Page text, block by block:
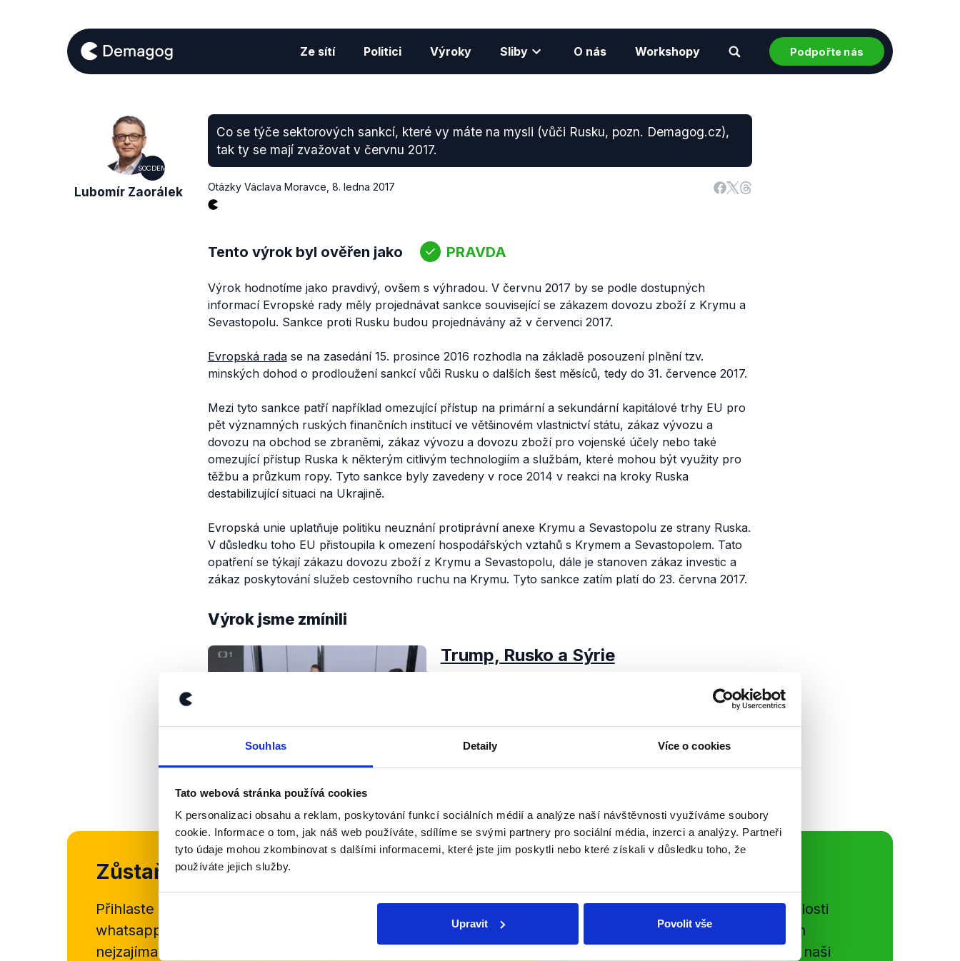
Souhlas Detaily Více o cookies
Tato webová stránka používá cookies
K personalizaci obsahu a reklam, poskytování funkcí sociálních médií a analýze naší návštěvnosti využíváme soubory
cookie. Informace o tom, jak náš web používáte, sdílíme se svými partnery pro sociální média, inzerci a analýzy. Partneři
tyto údaje mohou zkombinovat s dalšími informacemi, které jste jim poskytli nebo které získali v důsledku toho, že
používáte jejich služby.
Upravit Povolit vše
Ze sítí Politici Výroky Sliby O nás Workshopy Podpořte nás
SOCDEM
Lubomír Zaorálek
Co se týče sektorových sankcí, které vy máte na mysli (vůči Rusku, pozn. Demagog.cz),
tak ty se mají zvažovat v červnu 2017.
Otázky Václava Moravce 8. ledna 2017
Tento výrok byl ověřen jako PRAVDA
Výrok hodnotíme jako pravdivý, ovšem s výhradou. V červnu 2017 by se podle dostupných
informací Evropské rady měly projednávat sankce související se zákazem dovozu zboží z Krymu a
Sevastopolu. Sankce proti Rusku budou projednávány až v červenci 2017.
Evropská radase na zasedání 15. prosince 2016 rozhodla na základě posouzení plnění tzv.
minských dohod o prodloužení sankcí vůči Rusku o dalších šest měsíců, tedy do 31. července 2017.
Mezi tyto sankce patří například omezující přístup na primární a sekundární kapitálové trhy EU pro
pět významných ruských finančních institucí ve většinovém vlastnictví státu, zákaz vývozu a
dovozu na obchod se zbraněmi, zákaz vývozu a dovozu zboží pro vojenské účely nebo také
omezující přístup Ruska k některým citlivým technologiím a službám, které mohou být využity pro
těžbu a průzkum ropy. Tyto sankce byly zavedeny v roce 2014 v reakci na kroky Ruska
destabilizující situaci na Ukrajině.
Evropská unie uplatňuje politiku neuznání protiprávní anexe Krymu a Sevastopolu ze strany Ruska.
V důsledku toho EU přistoupila k omezení hospodářských vztahů s Krymem a Sevastopolem. Tato
opatření se týkají zákazu dovozu zboží z Krymu a Sevastopolu, dále je stanoven zákaz investic a
zákaz poskytování služeb cestovního ruchu na Krymu. Tyto sankce zatím platí do 23. června 2017.
Výrok jsme zmínili
Trump, Rusko a Sýrie
OVM tentokrát patřily tématům pro ministry zahraničí:
Vondru. Diskutovalo se o válce v Sýrii, roli Spojených
států a jejich nového prezidenta,...
Zůstaňme v kontaktu
Přihlaste se k odběru našeho
newsletteru nebo
whatsappového kanálu, kde pravidelně přinášíme shrnutí
nejzajímavějších článků a analýz. Začněte nás odebírat, a
Nenechte si ujít nejnovější události
z Demagog.cz. Sdílením našich
příspěvků přátelům podpoříte naši